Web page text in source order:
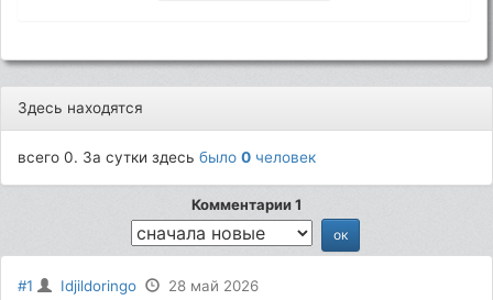
Здесь находятся
всего 0. За сутки здесьбыло0 человек
Комментарии 1
#1 Idjildoringo 28 май 2026